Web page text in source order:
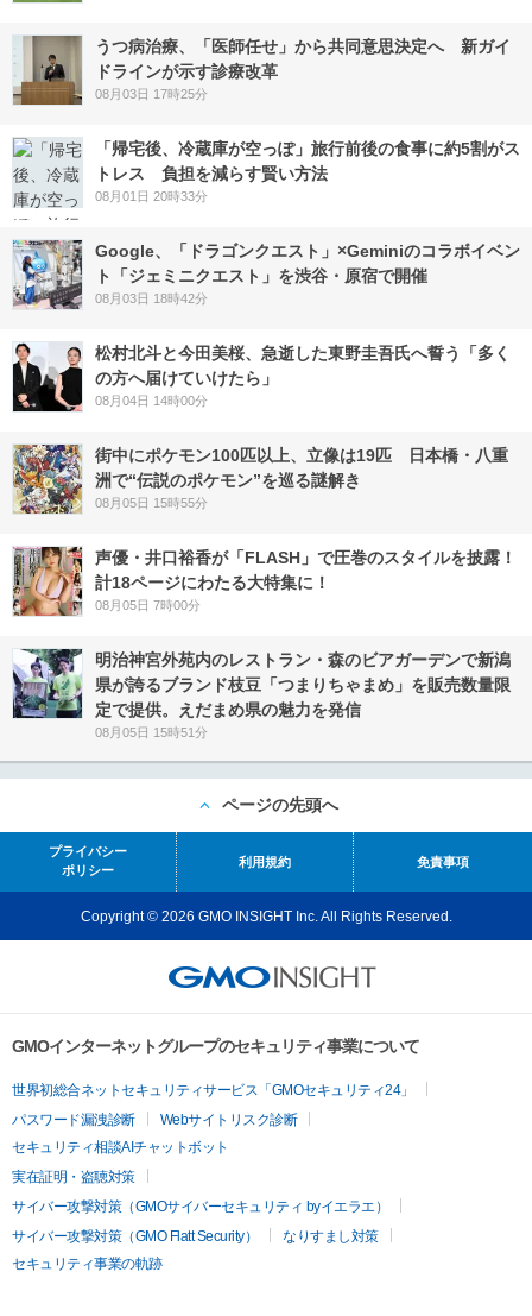
うつ病治療、「医師任せ」から共同意思決定へ 新ガイ
ドラインが示す診療改革
08月03日 17時25分
「帰宅後、冷蔵庫が空っぽ」旅行前後の食事に約5割がス
トレス 負担を減らす賢い方法
08月01日 20時33分
Google、「ドラゴンクエスト」×Geminiのコラボイベン
ト「ジェミニクエスト」を渋谷・原宿で開催
08月03日 18時42分
松村北斗と今田美桜、急逝した東野圭吾氏へ誓う「多く
の方へ届けていけたら」
08月04日 14時00分
街中にポケモン100匹以上、立像は19匹 日本橋・八重
洲で“伝説のポケモン”を巡る謎解き
08月05日 15時55分
声優・井口裕香が「FLASH」で圧巻のスタイルを披露！
計18ページにわたる大特集に！
08月05日 7時00分
明治神宮外苑内のレストラン・森のビアガーデンで新潟
県が誇るブランド枝豆「つまりちゃまめ」を販売数量限
定で提供。えだまめ県の魅力を発信
08月05日 15時51分
ページの先頭へ
プライバシー
ポリシー
利用規約 免責事項
Copyright © 2026 GMO INSIGHT Inc. All Rights Reserved.
GMOインターネットグループのセキュリティ事業について
世界初総合ネットセキュリティサービス「GMOセキュリティ24」
パスワード漏洩診断
Webサイトリスク診断
セキュリティ相談AIチャットボット
実在証明・盗聴対策
サイバー攻撃対策（GMOサイバーセキュリティ byイエラエ）
サイバー攻撃対策（GMO Flatt Security）
なりすまし対策
セキュリティ事業の軌跡